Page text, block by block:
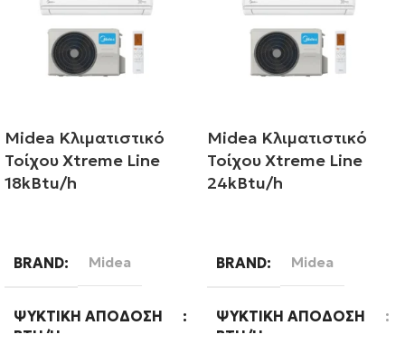
Midea Κλιματιστικό
Τοίχου Xtreme Line
18kBtu/h
BRAND Midea
ΨΥΚΤΙΚΉ ΑΠΌΔΟΣΗ
BTU/H
Midea Κλιματιστικό
Τοίχου Xtreme Line
24kBtu/h
BRAND Midea
ΨΥΚΤΙΚΉ ΑΠΌΔΟΣΗ
BTU/H